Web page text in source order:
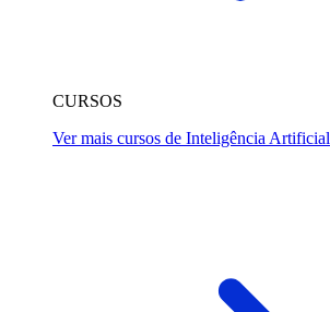
CURSOS
Ver mais cursos de Inteligência Artificial